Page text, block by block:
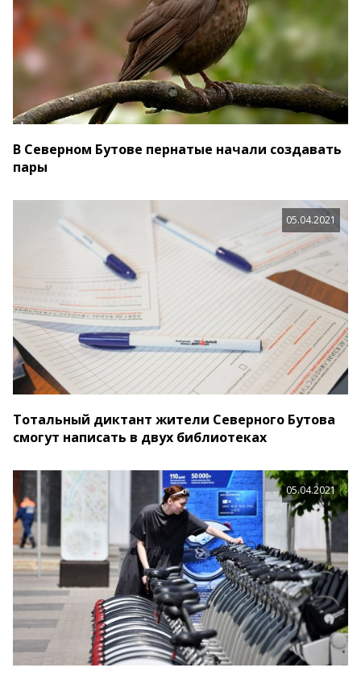
В Северном Бутове пернатые начали создавать
пары
05.04.2021
Тотальный диктант жители Северного Бутова
смогут написать в двух библиотеках
05.04.2021